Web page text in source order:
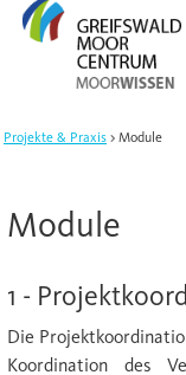
Projekte & Praxis Module
Module
1 -
Die
Koordination des